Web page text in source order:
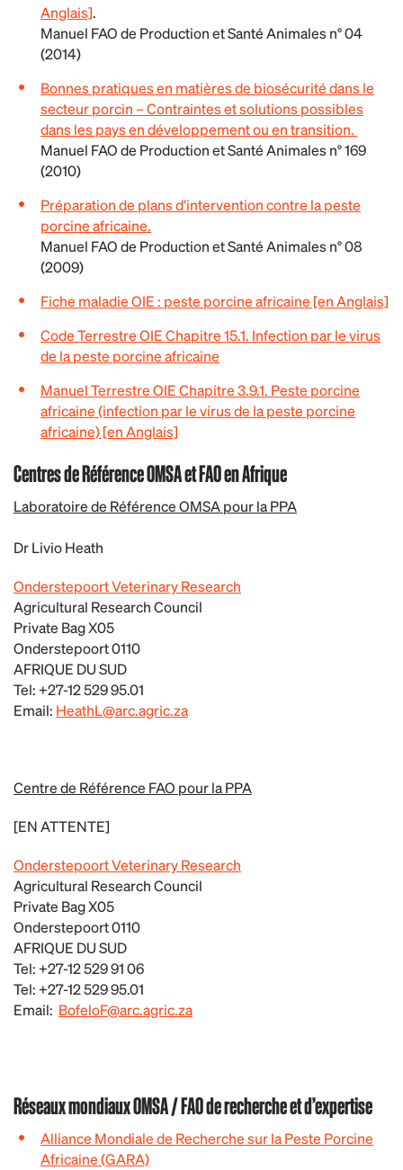
Anglais].
Manuel FAO de Production et Santé Animales n° 04
(2014)
Bonnes pratiques en matières de biosécurité dans le
secteur porcin – Contraintes et solutions possibles
dans les pays en développement ou en transition.
Manuel FAO de Production et Santé Animales n° 169
(2010)
Préparation de plans d’intervention contre la peste
porcine africaine.
Manuel FAO de Production et Santé Animales n° 08
(2009)
Fiche maladie OIE : peste porcine africaine [en Anglais]
Code Terrestre OIE Chapitre 15.1. Infection par le virus
de la peste porcine africaine
Manuel Terrestre OIE Chapitre 3.9.1. Peste porcine
africaine (infection par le virus de la peste porcine
africaine) [en Anglais]
Centres de Référence OMSA et FAO en Afrique
Laboratoire de Référence OMSA pour la PPA
Dr Livio Heath
Onderstepoort Veterinary Research
Agricultural Research Council
Private Bag X05
Onderstepoort 0110
AFRIQUE DU SUD
Tel: +27-12 529 95.01
Email: HeathL@arc.agric.za
Centre de Référence FAO pour la PPA
[EN ATTENTE]
Onderstepoort Veterinary Research
Agricultural Research Council
Private Bag X05
Onderstepoort 0110
AFRIQUE DU SUD
Tel: +27-12 529 91 06
Tel: +27-12 529 95.01
Email: BofeloF@arc.agric.za
Réseaux mondiaux OMSA / FAO de recherche et d’expertise
Alliance Mondiale de Recherche sur la Peste Porcine
Africaine (GARA)